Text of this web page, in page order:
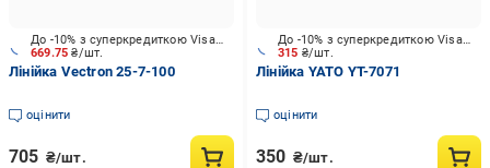
669.75₴/шт.
До -10% з суперкредиткою Visa Вигода
Лінійка Vectron 25-7-100
оцінити
705 ₴/шт.
315 ₴/шт.
До -10% з суперкредиткою Visa Вигода
Лінійка YATO YT-7071
оцінити
350 ₴/шт.